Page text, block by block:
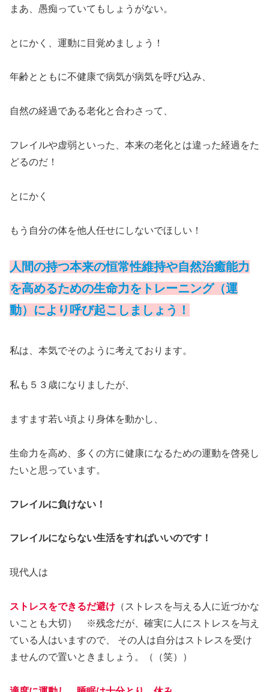
まあ、愚痴っていてもしょうがない。
とにかく、運動に目覚めましょう！
年齢とともに不健康で病気が病気を呼び込み、
自然の経過である老化と合わさって、
フレイルや虚弱といった、本来の老化とは違った経過をた
どるのだ！
とにかく
もう自分の体を他人任せにしないでほしい！
人間の持つ本来の恒常性維持や自然治癒能力
を高めるための生命力をトレーニング（運
動）により呼び起こしましょう！
私は、本気でそのように考えております。
私も５３歳になりましたが、
ますます若い頃より身体を動かし、
生命力を高め、多くの方に健康になるための運動を啓発し
たいと思っています。
フレイルに負けない！
フレイルにならない生活をすればいいのです！
現代人は
ストレスをできるだ避け （ストレスを与える人に近づかな
いことも大切） ※残念だが、確実に人にストレスを与え
ている人はいますので、 その人は自分はストレスを受け
ませんので置いときましょう。（（笑））